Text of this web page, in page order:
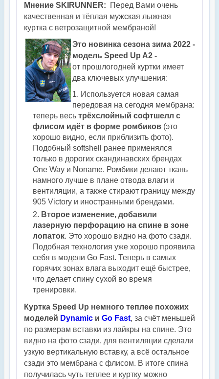
Мнение SKIRUNNER: Перед Вами очень
качественная и тёплая мужская лыжная
куртка с ветрозащитной мембраной!
Это новинка сезона зима 2022 -
модель Speed Up A2 -
от прошлогодней куртки имеет
два ключевых улучшения:
Используется новая самая
передовая на сегодня мембрана:
теперь весь трёхслойный софтшелл с
флисом идёт в форме ромбиков (это
хорошо видно, если приблизить фото).
Подобный softshell ранее применялся
только в дорогих скандинавских брендах
One Way и Noname. Ромбики делают ткань
намного лучше в плане отвода влаги и
вентиляции, а также стирают границу между
905 Victory и иностранными брендами.
Второе изменение, добавили
лазерную перфорацию на спине в зоне
лопаток. Это хорошо видно на фото сзади.
Подобная технология уже хорошо проявила
себя в модели Go Fast. Теперь в самых
горячих зонах влага выходит ещё быстрее,
что делает спину сухой во время
тренировки.
Куртка Speed Up немного теплее похожих
моделей Dynamic и Go Fast, за счёт меньшей
по размерам вставки из лайкры на спине. Это
видно на фото сзади, для вентиляции сделали
узкую вертикальную вставку, а всё остальное
сзади это мембрана с флисом. В итоге спина
получилась чуть теплее и куртку можно